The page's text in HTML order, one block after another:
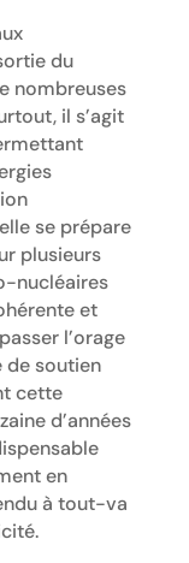
du
nombreuses
il s’agit
se prépare
plusieurs
nucléaires
et
l’orage
de soutien
cette
d’années
en
à tout-va